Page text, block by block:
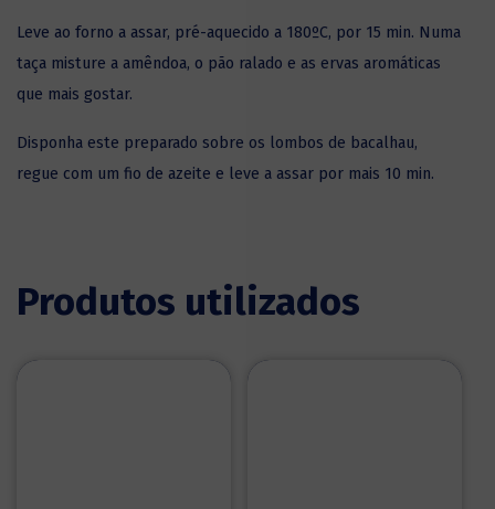
Leve ao forno a assar, pré-aquecido a 180ºC, por 15 min. Numa
taça misture a amêndoa, o pão ralado e as ervas aromáticas
que mais gostar.
Disponha este preparado sobre os lombos de bacalhau,
regue com um fio de azeite e leve a assar por mais 10 min.
Produtos utilizados